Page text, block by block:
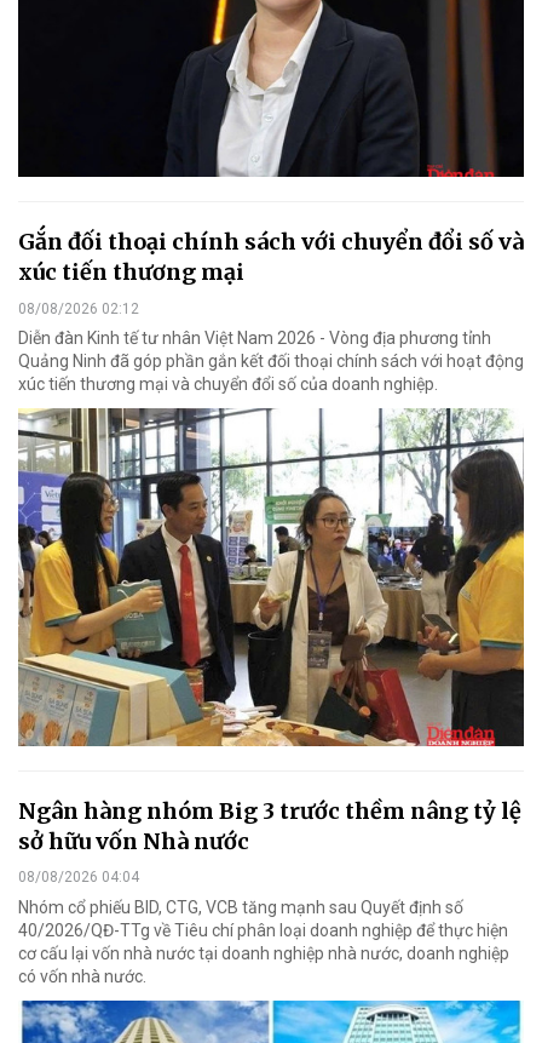
Gắn đối thoại chính sách với chuyển đổi số và
xúc tiến thương mại
08/08/2026 02:12
Diễn đàn Kinh tế tư nhân Việt Nam 2026 - Vòng địa phương tỉnh
Quảng Ninh đã góp phần gắn kết đối thoại chính sách với hoạt động
xúc tiến thương mại và chuyển đổi số của doanh nghiệp.
Ngân hàng nhóm Big 3 trước thềm nâng tỷ lệ
sở hữu vốn Nhà nước
08/08/2026 04:04
Nhóm cổ phiếu BID, CTG, VCB tăng mạnh sau Quyết định số
40/2026/QĐ-TTg về Tiêu chí phân loại doanh nghiệp để thực hiện
cơ cấu lại vốn nhà nước tại doanh nghiệp nhà nước, doanh nghiệp
có vốn nhà nước.